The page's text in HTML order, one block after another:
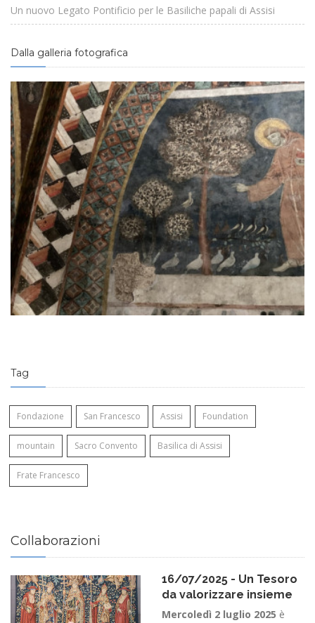
Un nuovo Legato Pontificio per le Basiliche papali di Assisi
Dalla galleria fotografica
Tag
Fondazione San Francesco Assisi Foundation
mountain Sacro Convento Basilica di Assisi
Frate Francesco
Collaborazioni
16/07/2025 - Un Tesoro
da valorizzare insieme
Mercoledì 2 luglio 2025 è